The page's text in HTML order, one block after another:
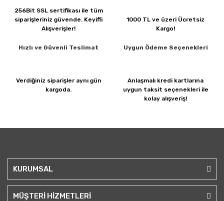
256Bit SSL sertifikası ile tüm
siparişleriniz güvende. Keyifli
Alışverişler!
1000 TL ve üzeri Ücretsiz
Kargo!
Hızlı ve Güvenli Teslimat
Verdiğiniz siparişler aynı gün
kargoda.
Uygun Ödeme Seçenekleri
Anlaşmalı kredi kartlarına
uygun taksit seçenekleri ile
kolay alışveriş!
KURUMSAL
MÜŞTERİ HİZMETLERİ